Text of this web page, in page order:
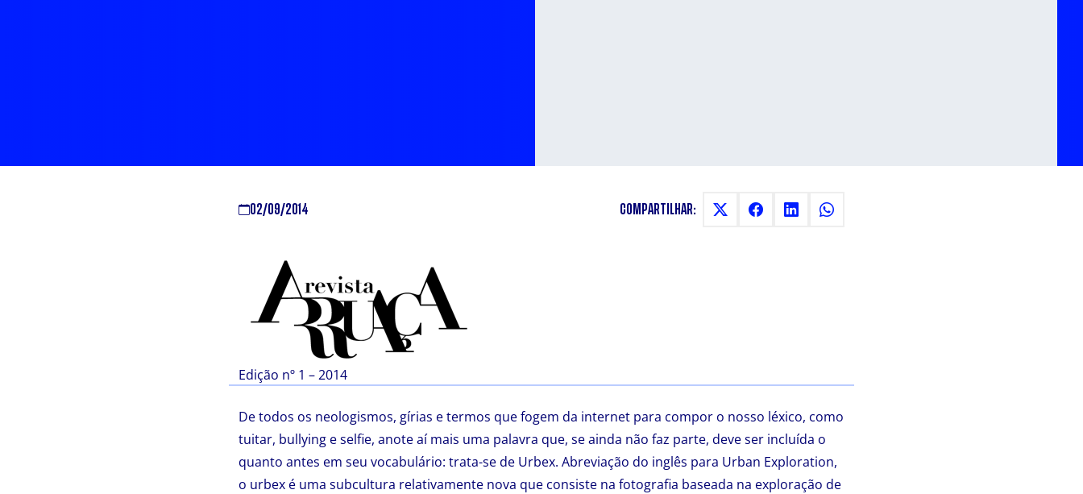
02/09/2014 COMPARTILHAR:
Edição nº 1 – 2014
De todos os neologismos, gírias e termos que fogem da internet para compor o nosso léxico, como
tuitar, bullying e selfie, anote aí mais uma palavra que, se ainda não faz parte, deve ser incluída o
quanto antes em seu vocabulário: trata-se de Urbex. Abreviação do inglês para Urban Exploration,
o urbex é uma subcultura relativamente nova que consiste na fotografia baseada na exploração de